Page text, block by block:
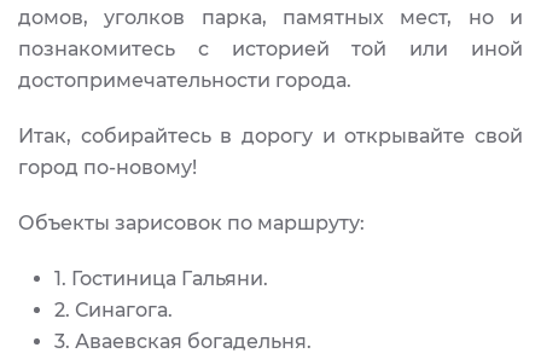
домов, уголков парка, памятных мест, но и
познакомитесь с историей той или иной
достопримечательности города.
Итак, собирайтесь в дорогу и открывайте свой
город по-новому!
Объекты зарисовок по маршруту:
1. Гостиница Гальяни.
2. Синагога.
3. Аваевская богадельня.